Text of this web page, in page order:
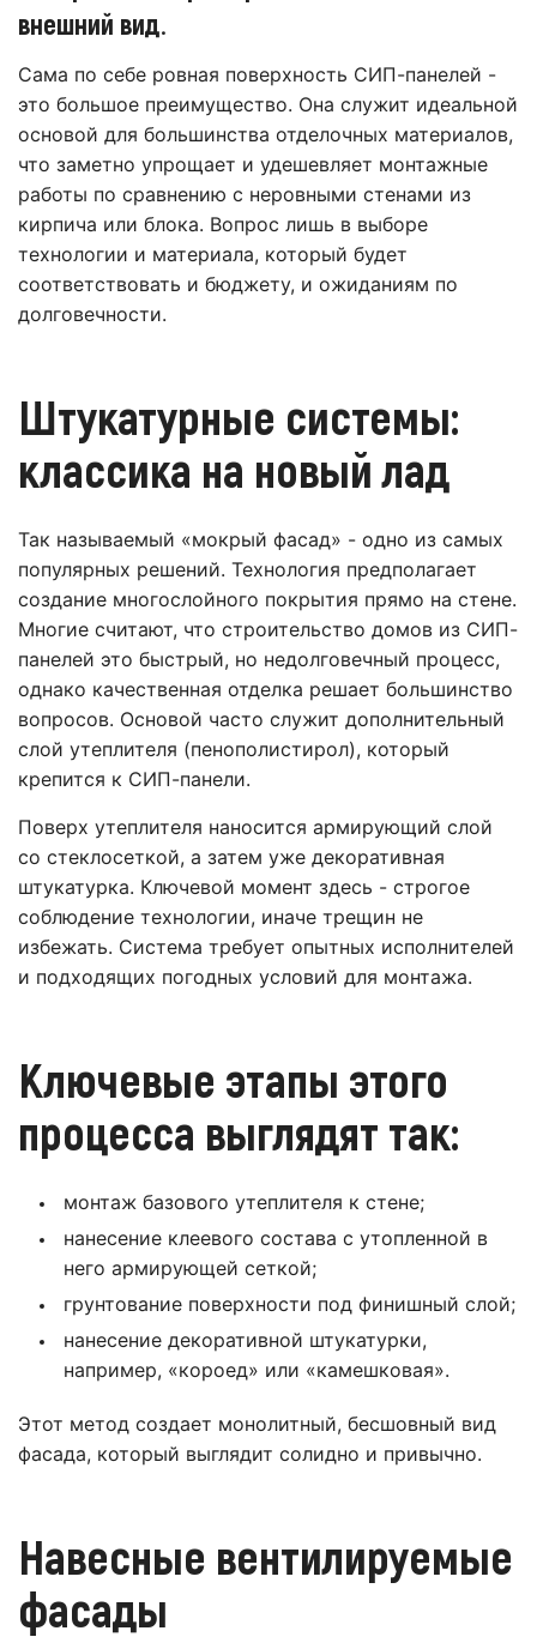
внешний вид.
Сама по себе ровная поверхность СИП-панелей -
это большое преимущество. Она служит идеальной
основой для большинства отделочных материалов,
что заметно упрощает и удешевляет монтажные
работы по сравнению с неровными стенами из
кирпича или блока. Вопрос лишь в выборе
технологии и материала, который будет
соответствовать и бюджету, и ожиданиям по
долговечности.
Штукатурные системы:
классика на новый лад
Так называемый «мокрый фасад» - одно из самых
популярных решений. Технология предполагает
создание многослойного покрытия прямо на стене.
Многие считают, что строительство домов из СИП-
панелей это быстрый, но недолговечный процесс,
однако качественная отделка решает большинство
вопросов. Основой часто служит дополнительный
слой утеплителя (пенополистирол), который
крепится к СИП-панели.
Поверх утеплителя наносится армирующий слой
со стеклосеткой, а затем уже декоративная
штукатурка. Ключевой момент здесь - строгое
соблюдение технологии, иначе трещин не
избежать. Система требует опытных исполнителей
и подходящих погодных условий для монтажа.
Ключевые этапы этого
процесса выглядят так:
монтаж базового утеплителя к стене;
нанесение клеевого состава с утопленной в
него армирующей сеткой;
грунтование поверхности под финишный слой;
нанесение декоративной штукатурки,
например, «короед» или «камешковая».
Этот метод создает монолитный, бесшовный вид
фасада, который выглядит солидно и привычно.
Навесные вентилируемые
фасады